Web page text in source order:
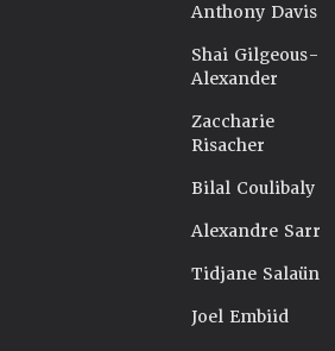
Anthony Davis
Shai Gilgeous-
Alexander
Zaccharie
Risacher
Bilal Coulibaly
Alexandre Sarr
Tidjane Salaün
Joel Embiid